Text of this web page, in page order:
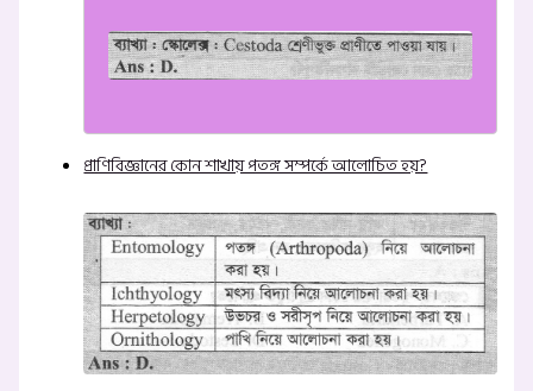
প্রাণিবিজ্ঞানের কোন শাখায় পতঙ্গ সম্পর্কে আলোচিত হয়?